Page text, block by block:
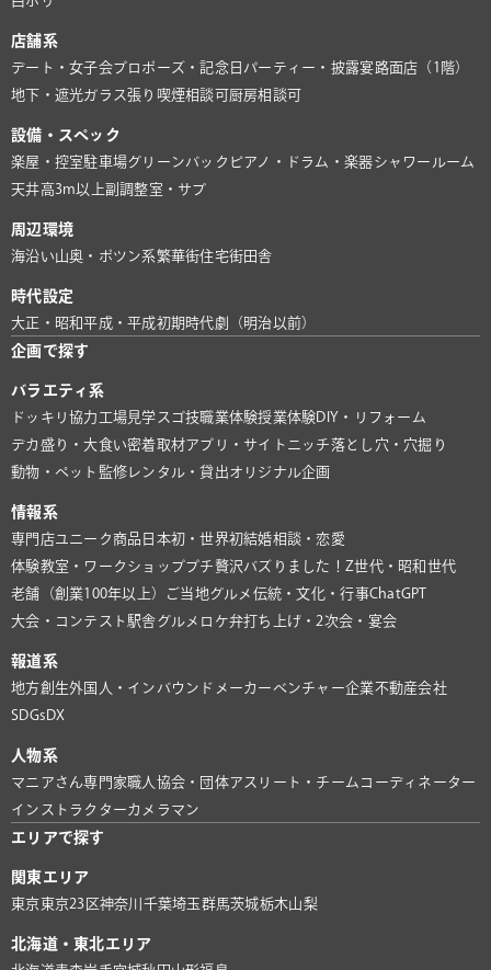
店舗系
デート・女子会プロポーズ・記念日 パーティー・披露宴路面店（1階）
地下・遮光ガラス張り 喫煙相談可厨房相談可
設備・スペック
楽屋・控室駐車場グリーンバック ピアノ・ドラム・楽器シャワールーム
天井高3m以上副調整室・サブ
周辺環境
海沿い山奥・ポツン系繁華街住宅街田舎
時代設定
大正・昭和平成・平成初期時代劇（明治以前）
企画で探す
バラエティ系
ドッキリ協力 工場見学 スゴ技職業体験授業体験DIY・リフォーム
デカ盛り・大食い密着取材アプリ・サイト ニッチ落とし穴・穴掘り
動物・ペット 監修レンタル・貸出オリジナル企画
情報系
専門店ユニーク商品 日本初・世界初結婚相談・恋愛
体験教室・ワークショッププチ贅沢バズりました！ Z世代・昭和世代
老舗（創業100年以上）
ご当地グルメ 伝統・文化・行事ChatGPT
大会・コンテスト 駅舎グルメ ロケ弁打ち上げ・2次会・宴会
報道系
地方創生外国人・インバウンド メーカー ベンチャー企業不動産会社
SDGsDX
人物系
マニアさん専門家職人 協会・団体アスリート・チーム コーディネーター
インストラクターカメラマン
エリアで探す
関東エリア
東京東京23区神奈川 千葉埼玉群馬茨城栃木山梨
北海道・東北エリア